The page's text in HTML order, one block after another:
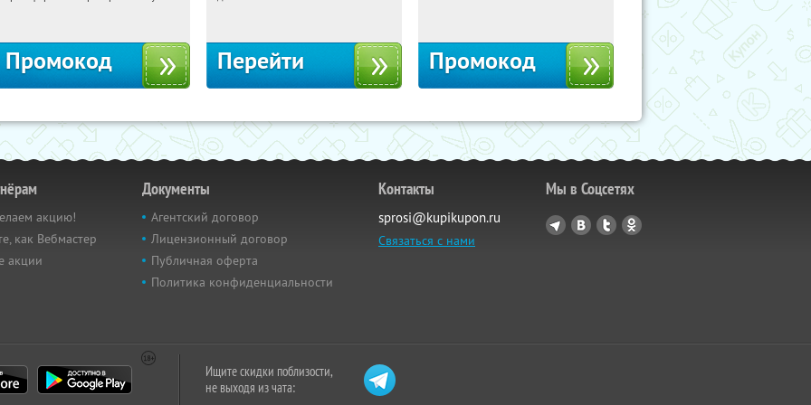
Промокод Перейти Промокод
акцию!
как Вебмастер
акции
Документы
Агентский договор
Лицензионный договор
Публичная оферта
Политика конфиденциальности
Контакты
sprosi@kupikupon.ru
Связаться с нами
Мы в Соцсетях
Ищите скидки поблизости,
не выходя из чата: